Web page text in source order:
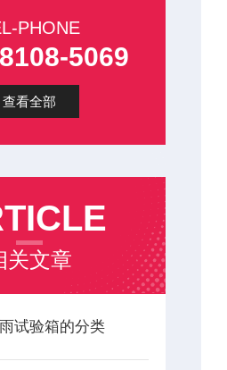
PHONE
5069
查看全部
关文章
试验箱的分类